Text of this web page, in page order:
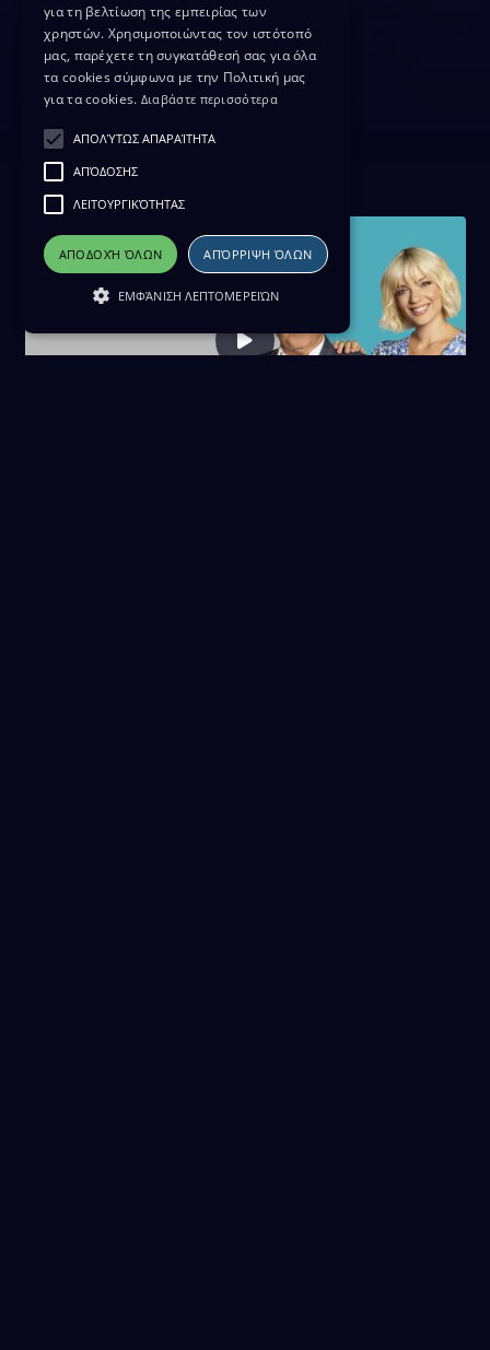
για τη βελτίωση της εμπειρίας των
χρηστών. Χρησιμοποιώντας τον ιστότοπό
μας, παρέχετε τη συγκατάθεσή σας για όλα
τα cookies σύμφωνα με την Πολιτική μας
για τα cookies. Διαβάστε περισσότερα
ΑΠΟΛΎΤΩΣ ΑΠΑΡΑΊΤΗΤΑ
ΑΠΌΔΟΣΗΣ
ΛΕΙΤΟΥΡΓΙΚΌΤΗΤΑΣ
ΑΠΟΔΟΧΉ ΌΛΩΝ ΑΠΌΡΡΙΨΗ ΌΛΩΝ
ΕΜΦΆΝΙΣΗ ΛΕΠΤΟΜΕΡΕΙΏΝ